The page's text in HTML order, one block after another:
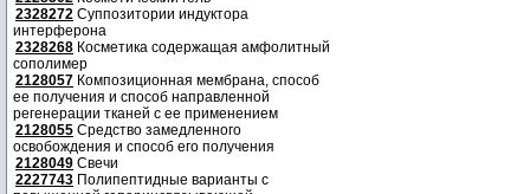
2328272 Суппозитории индуктора
интерферона
2328268 Косметика содержащая амфолитный
сополимер
2128057 Композиционная мембрана, способ
ее получения и способ направленной
регенерации тканей с ее применением
2128055 Средство замедленного
освобождения и способ его получения
2128049 Свечи
2227743 Полипептидные варианты с